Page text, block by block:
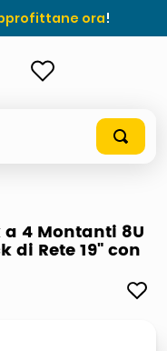
ora!
a 4 Montanti 8U
di Rete 19" con